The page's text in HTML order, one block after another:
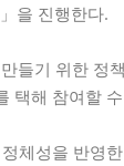
을 진행한다.
들기 위한 정
택해 참여할
체성을 반영